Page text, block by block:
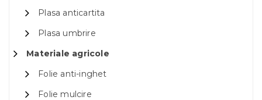
Plasa anticartita
Plasa umbrire
Materiale agricole
Folie anti-inghet
Folie mulcire